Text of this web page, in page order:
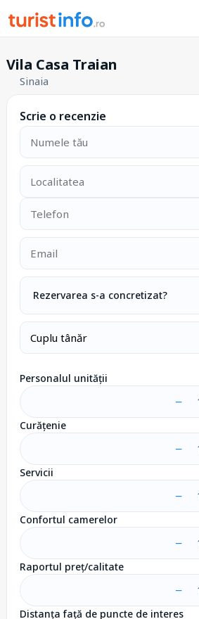
Vila Casa Traian
Sinaia
Scrie o recenzie
Rezervarea s-a concretizat?
Personalul unității
−
Curățenie
−
Servicii
−
Confortul camerelor
−
Raportul preț/calitate
−
Distanța față de puncte de interes